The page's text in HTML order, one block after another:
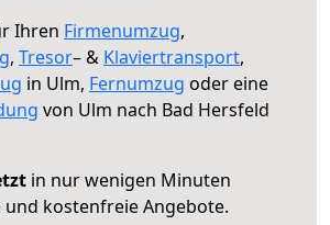
Ihren Firmenumzug,
, Tresor– & Klaviertransport,
in Ulm, Fernumzug oder eine
von Ulm nach Bad Hersfeld
in nur wenigen Minuten
kostenfreie Angebote.